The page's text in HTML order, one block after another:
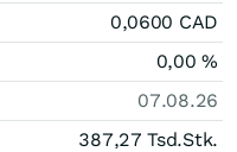
0,0600 CAD
0,00%
07.08.26
387,27 Tsd.Stk.